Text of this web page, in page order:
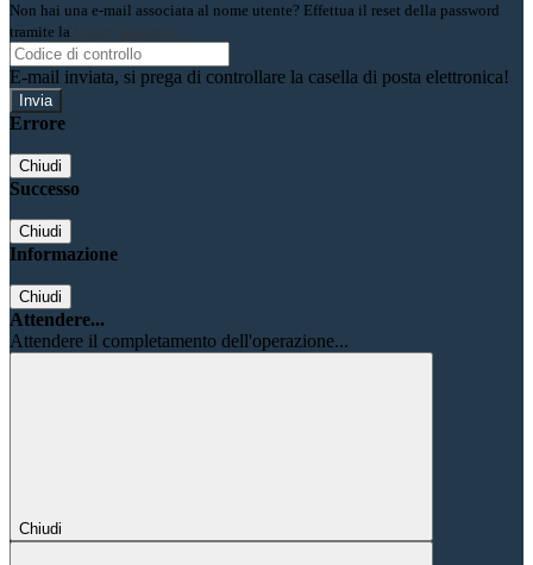
Non hai una e-mail associata al nome utente? Effettua il reset della password
tramite la
Login Spaggiari
E-mail inviata, si prega di controllare la casella di posta elettronica!
Errore
Chiudi
Successo
Chiudi
Informazione
Chiudi
Attendere...
Attendere il completamento dell'operazione...
Chiudi